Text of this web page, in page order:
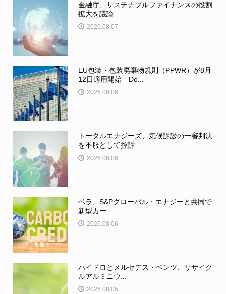
金融庁、サステナブルファイナンスの役割
拡大を議論 ...
2026.08.07
EU包装・包装廃棄物規則（PPWR）が8月
12日適用開始 Do...
2026.08.06
トータルエナジーズ、気候訴訟の一審判決
を不服として控訴
2026.08.06
ベラ、S&Pグローバル・エナジーと共同で
新型カー...
2026.08.06
ハイドロとメルセデス・ベンツ、リサイク
ルアルミニウ...
2026.08.05